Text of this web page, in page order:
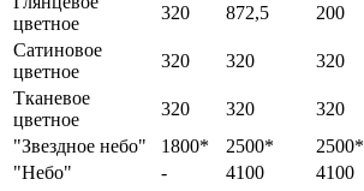
цветное
320 872,5 200
Сатиновое
цветное
320 320 320
Тканевое
цветное
320 320 320
"Звездное небо"
1800* 2500* 2500*
"Небо"
- 4100 4100